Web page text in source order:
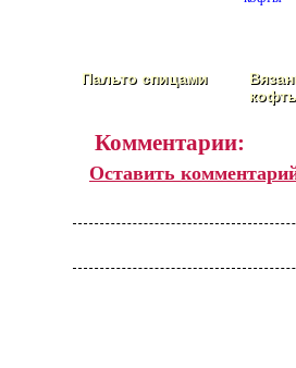
Пальто спицами
Комментарии:
Оставить